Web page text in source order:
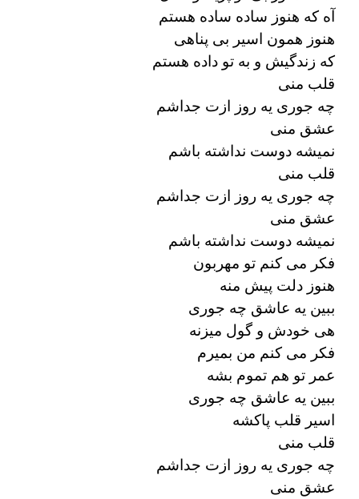
آه که هنوز ساده ساده هستم
هنوز همون اسیر بی پناهی
که زندگیش و به تو داده هستم
قلب منی
چه جوری یه روز ازت جداشم
عشق منی
نمیشه دوست نداشته باشم
قلب منی
چه جوری یه روز ازت جداشم
عشق منی
نمیشه دوست نداشته باشم
فکر می کنم تو مهربون
هنوز دلت پیش منه
ببین یه عاشق چه جوری
هی خودش و گول میزنه
فکر می کنم من بمیرم
عمر تو هم تموم بشه
ببین یه عاشق چه جوری
اسیر قلب پاکشه
قلب منی
چه جوری یه روز ازت جداشم
عشق منی